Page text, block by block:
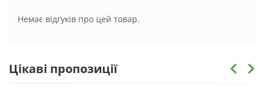
Немає відгуків про цей товар.
Цікаві пропозиції